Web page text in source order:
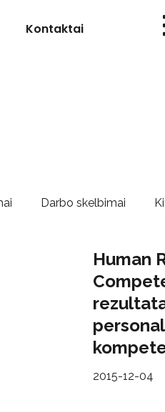
Kontaktai
Darbo skelbimai
Human
2015-12-04